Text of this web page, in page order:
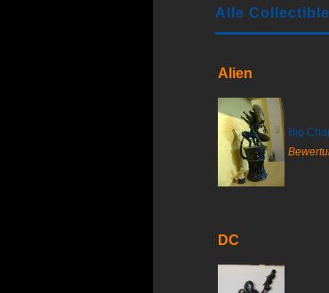
Alle
Alien
Big
DC